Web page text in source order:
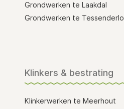
Grondwerken te Laakdal
Grondwerken te Tessenderlo
Klinkers & bestrating
Klinkerwerken te Meerhout